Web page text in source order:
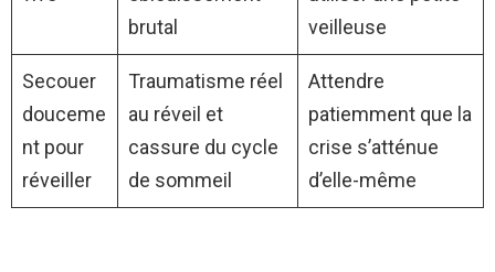
brutal
veilleuse
Secouer
douceme
nt pour
réveiller
Traumatisme réel
au réveil et
cassure du cycle
de sommeil
Attendre
patiemment que la
crise s’atténue
d’elle-même